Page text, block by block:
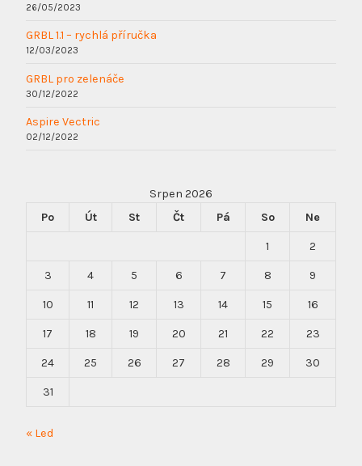
26/05/2023
GRBL 1.1 – rychlá příručka
12/03/2023
GRBL pro zelenáče
30/12/2022
Aspire Vectric
02/12/2022
Srpen 2026
Po
Út St Čt Pá So Ne
1 2
3 4 5 6 7 8 9
10 11 12 13 14 15 16
17 18 19 20 21 22 23
24 25 26 27 28 29 30
31
« Led